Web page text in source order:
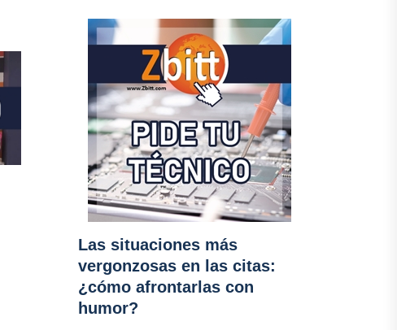
Las situaciones más
vergonzosas en las citas:
¿cómo afrontarlas con
humor?